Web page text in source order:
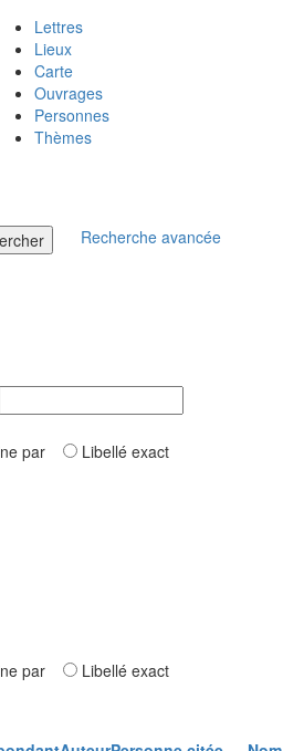
Lettres
Lieux
Carte
Ouvrages
Personnes
Thèmes
Recherche avancée
par Libellé exact
par Libellé exact